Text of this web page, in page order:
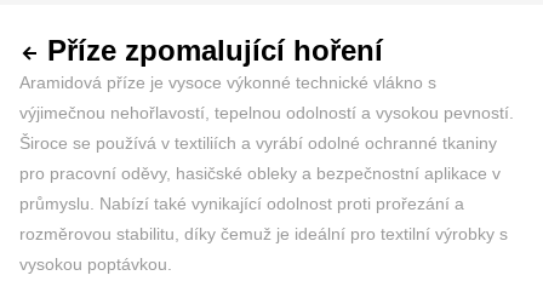
PRODUKT
PŘIZPŮSOBENÍ
O NÁS
ZPRÁVY
PRŮMYSL
Příze zpomalující hoření
Aramidová příze je vysoce výkonné technické vlákno s
výjimečnou nehořlavostí, tepelnou odolností a vysokou pevností.
Široce se používá v textiliích a vyrábí odolné ochranné tkaniny
pro pracovní oděvy, hasičské obleky a bezpečnostní aplikace v
průmyslu. Nabízí také vynikající odolnost proti prořezání a
rozměrovou stabilitu, díky čemuž je ideální pro textilní výrobky s
vysokou poptávkou.